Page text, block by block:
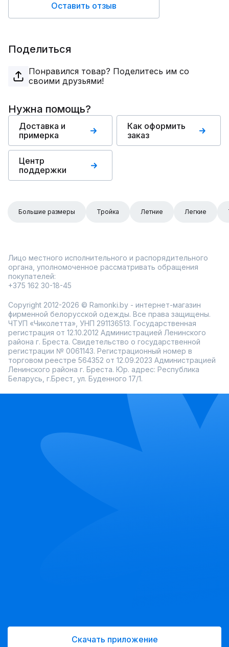
Оставить отзыв
Поделиться
Понравился товар? Поделитесь им со
своими друзьями!
Нужна помощь?
Доставка и
примерка
Как оформить
заказ
Центр
поддержки
Большие размеры Тройка Летние Легкие
Лицо местного исполнительного и распорядительного
органа, уполномоченное рассматривать обращения
покупателей:
+375 162 30-18-45
Copyright 2012-2026 © Ramonki.by - интернет-магазин
фирменной белорусской одежды. Все права защищены.
ЧТУП «Чиколетта», УНП 291136513. Государственная
регистрация от 12.10.2012 Администрацией Ленинского
района г. Бреста. Свидетельство о государственной
регистрации № 0061143. Регистрационный номер в
торговом реестре 564352 от 12.09.2023 Администрацией
Ленинского района г. Бреста. Юр. адрес: Республика
Беларусь, г.Брест, ул. Буденного 17/1.
Скачать приложение